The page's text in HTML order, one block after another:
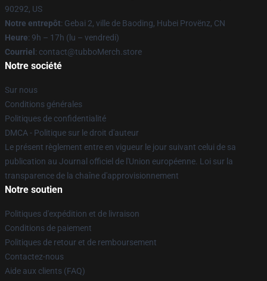
90292, US
Notre entrepôt: Gebai 2, ville de Baoding, Hubei Provënz, CN
Heure: 9h – 17h (lu – vendredi)
Courriel : contact@tubboMerch.store
Notre société
Sur nous
Conditions générales
Politiques de confidentialité
DMCA - Politique sur le droit d'auteur
Le présent règlement entre en vigueur le jour suivant celui de sa
publication au Journal officiel de l'Union européenne. Loi sur la
transparence de la chaîne d'approvisionnement
Notre soutien
Politiques d'expédition et de livraison
Conditions de paiement
Politiques de retour et de remboursement
Contactez-nous
Aide aux clients (FAQ)